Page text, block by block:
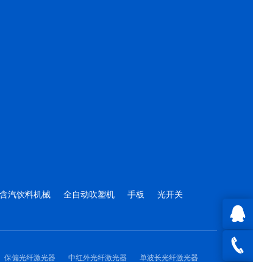
QQ在
含汽饮料机械 全自动吹塑机 手板 光开关
保偏光纤激光器 中红外光纤激光器
单波长光纤激光器